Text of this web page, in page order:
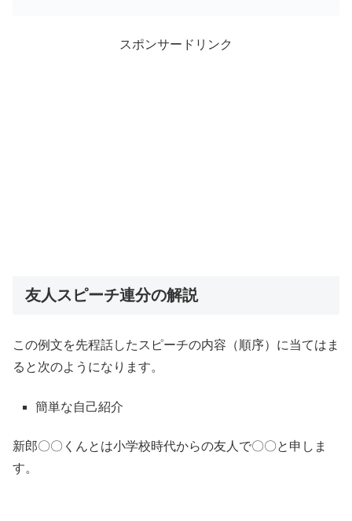
スポンサードリンク
友人スピーチ連分の解説
この例文を先程話したスピーチの内容（順序）に当てはま
ると次のようになります。
簡単な自己紹介
新郎〇〇くんとは小学校時代からの友人で〇〇と申しま
す。